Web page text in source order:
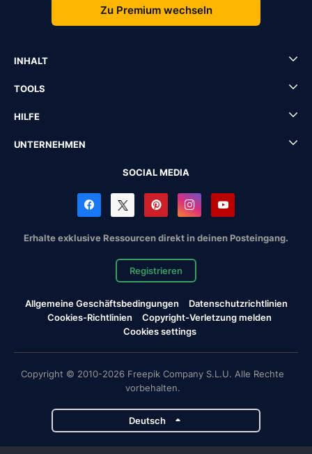
Zu Premium wechseln
INHALT
TOOLS
HILFE
UNTERNEHMEN
SOCIAL MEDIA
Erhalte exklusive Ressourcen direkt in deinen Posteingang.
Registrieren
Allgemeine Geschäftsbedingungen
Datenschutzrichtlinien
Cookies-Richtlinien
Copyright-Verletzung melden
Cookies settings
Copyright © 2010-2026 Freepik Company S.L.U. Alle Rechte
vorbehalten.
Deutsch